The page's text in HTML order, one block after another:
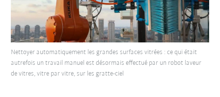
Nettoyer automatiquement les grandes surfaces vitrées : ce qui était
autrefois un travail manuel est désormais effectué par un robot laveur
de vitres, vitre par vitre, sur les gratte-ciel